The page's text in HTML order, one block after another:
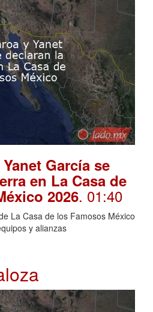
García se
en La Casa de
2026. 01:40
La Casa de los Famosos México
y alianzas